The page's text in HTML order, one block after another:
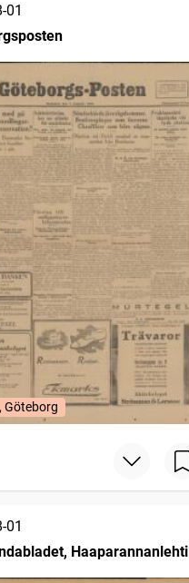
01
Göteborg
01
Haaparannanlehti